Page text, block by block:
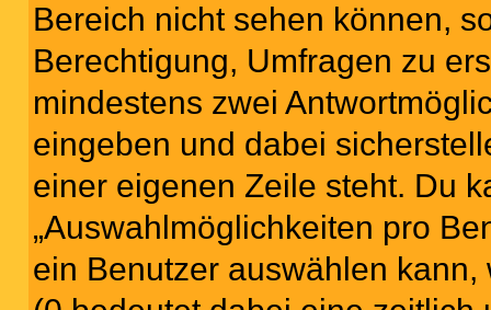
Bereich nicht sehen können,
Berechtigung, Umfragen zu
mindestens zwei
eingeben und dabei
einer eigenen Zeile steht. Du
„Auswahlmöglichkeiten pro
ein Benutzer auswählen